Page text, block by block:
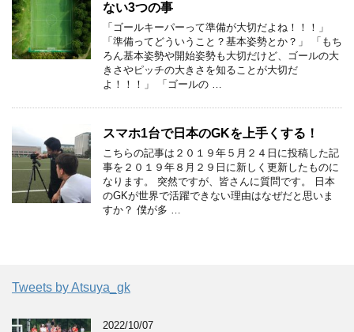
ない3つの事
「ゴールキーパーって準備が大切だよね！！！」
「準備ってどういうこと？基本姿勢とか？」 「もち
ろん基本姿勢や開始姿勢も大切だけど、ゴールの大
きさやピッチの大きさを知ることが大切だ
よ！！！」 「ゴールの …
スマホ1台で日本のGKを上手くする！
こちらの記事は２０１９年５月２４日に投稿した記
事を２０１９年８月２９日に新しく更新したものに
なります。 突然ですが、皆さんに質問です。 日本
のGKが世界で活躍できない理由はなぜだと思いま
すか？ 僕が多 …
Tweets by Atsuya_gk
2022/10/07